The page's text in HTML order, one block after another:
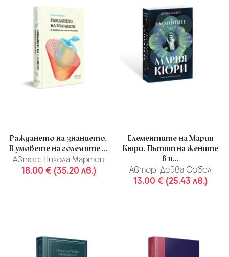
Раждането на знанието.
В умовете на големите ...
Автор: Никола Мартен
18.00 € (35.20 лв.)
Елементите на Мария
Кюри. Пътят на жените
в н...
Автор: Дейва Собел
13.00 € (25.43 лв.)